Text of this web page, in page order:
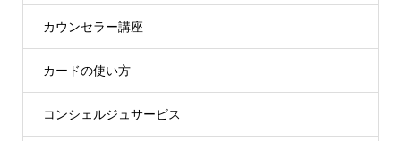
カウンセラー講座
カードの使い方
コンシェルジュサービス